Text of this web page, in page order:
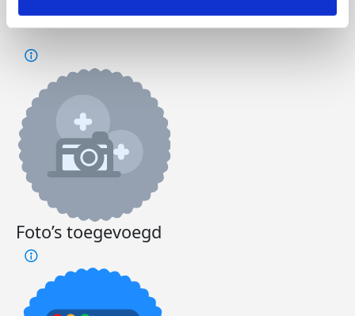
Badges
Foto’s toegevoegd